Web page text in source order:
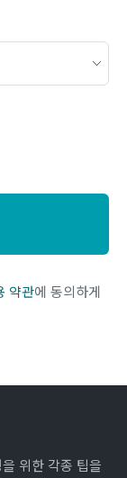
약관에 동의하게
위한 각종 팁을